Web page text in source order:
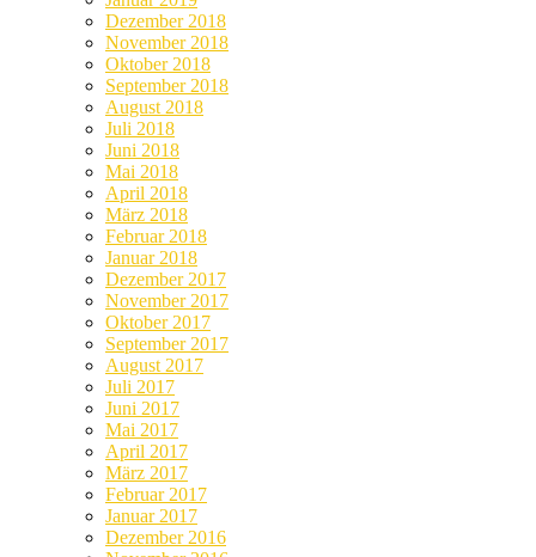
Dezember 2018
November 2018
Oktober 2018
September 2018
August 2018
Juli 2018
Juni 2018
Mai 2018
April 2018
März 2018
Februar 2018
Januar 2018
Dezember 2017
November 2017
Oktober 2017
September 2017
August 2017
Juli 2017
Juni 2017
Mai 2017
April 2017
März 2017
Februar 2017
Januar 2017
Dezember 2016